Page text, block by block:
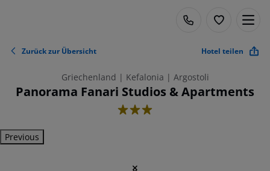
Zurück zur Übersicht Hotel teilen
Griechenland | Kefalonia | Argostoli
Panorama Fanari Studios & Apartments
3
Previous